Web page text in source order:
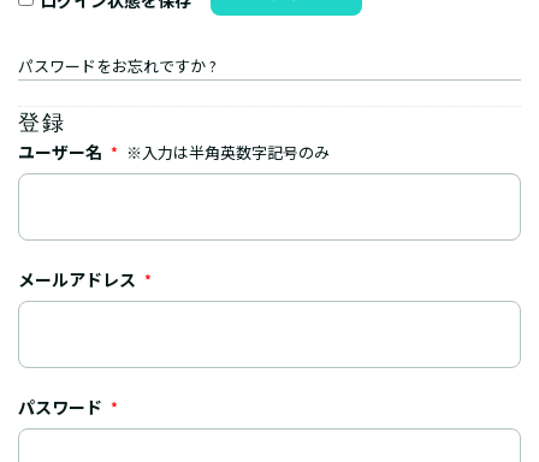
パスワードをお忘れですか ?
登録
ユーザー名 * ※入力は半角英数字記号のみ
メールアドレス *
パスワード *